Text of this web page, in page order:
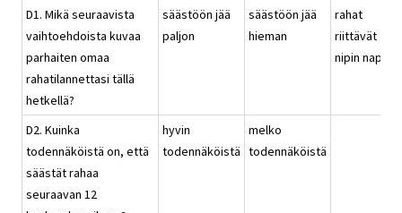
D1. Mikä seuraavista
vaihtoehdoista kuvaa
parhaiten omaa
rahatilannettasi tällä
hetkellä?
säästöön jää
paljon
säästöön jää
hieman
rahat
riittävät
nipin napin
D2. Kuinka
todennäköistä on, että
säästät rahaa
seuraavan 12
hyvin
todennäköistä
melko
todennäköistä